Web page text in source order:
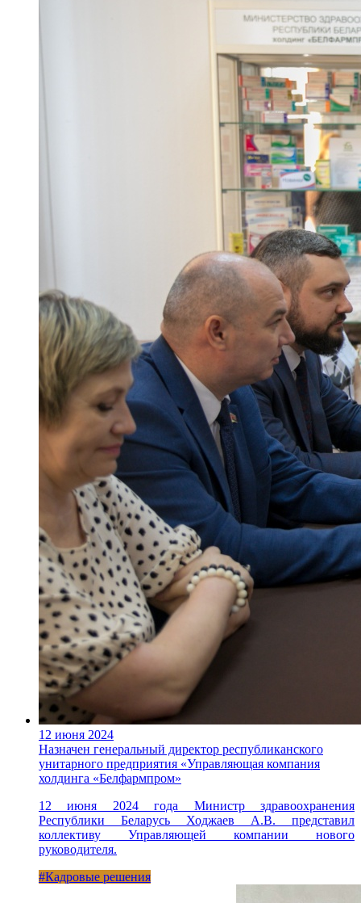
12 июня 2024
Назначен генеральный директор республиканского
унитарного предприятия «Управляющая компания
холдинга «Белфармпром»
12 июня 2024 года Министр здравоохранения
Республики Беларусь Ходжаев А.В. представил
коллективу Управляющей компании нового
руководителя.
#Кадровые решения